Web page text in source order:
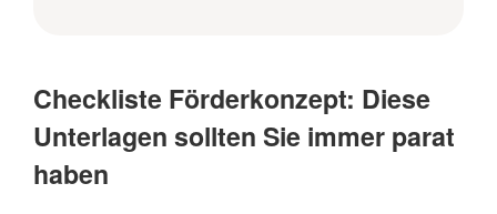
Checkliste Förderkonzept: Diese
Unterlagen sollten Sie immer parat
haben